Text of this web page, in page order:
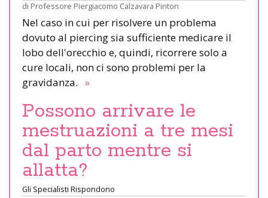
di Professore Piergiacomo Calzavara Pinton
Nel caso in cui per risolvere un problema
dovuto al piercing sia sufficiente medicare il
lobo dell'orecchio e, quindi, ricorrere solo a
cure locali, non ci sono problemi per la
gravidanza. »
Possono arrivare le
mestruazioni a tre mesi
dal parto mentre si
allatta?
Gli Specialisti Rispondono